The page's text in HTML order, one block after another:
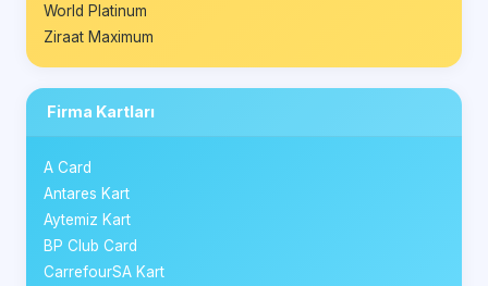
World Platinum
Ziraat Maximum
Firma Kartları
A Card
Antares Kart
Aytemiz Kart
BP Club Card
CarrefourSA Kart